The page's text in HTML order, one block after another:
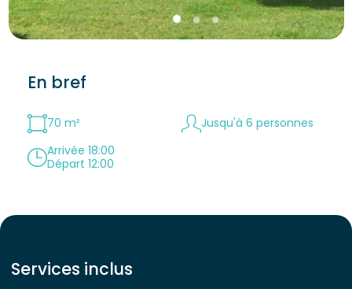
En bref
70 m²
Jusqu'à 6 personnes
Arrivée 18:00
Départ 12:00
Services inclus